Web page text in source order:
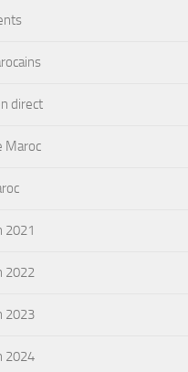
direct
Maroc
2021
2022
2023
2024